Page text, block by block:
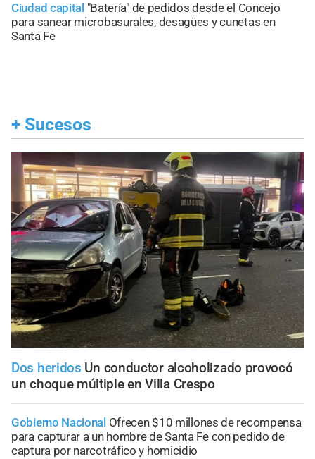
Ciudad capital "Batería" de pedidos desde el Concejo
para sanear microbasurales, desagües y cunetas en
Santa Fe
+ Sucesos
Dos heridos Un conductor alcoholizado provocó
un choque múltiple en Villa Crespo
Gobierno Nacional Ofrecen $10 millones de recompensa
para capturar a un hombre de Santa Fe con pedido de
captura por narcotráfico y homicidio